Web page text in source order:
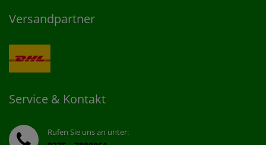
Versandpartner
Service & Kontakt
Rufen Sie uns an unter: